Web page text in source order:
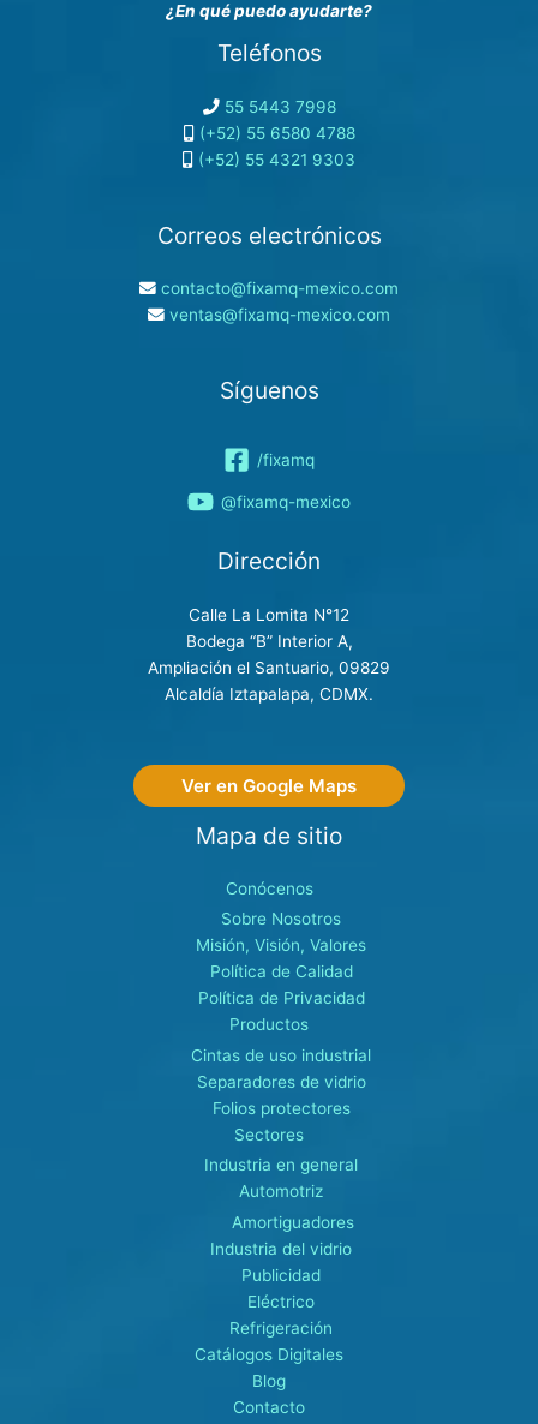
¿En qué puedo ayudarte?
Teléfonos
55 5443 7998
(+52) 55 6580 4788
(+52) 55 4321 9303
Correos electrónicos
contacto@fixamq-mexico.com
ventas@fixamq-mexico.com
Síguenos
/fixamq
@fixamq-mexico
Dirección
Calle La Lomita N°12
Bodega “B” Interior A,
Ampliación el Santuario, 09829
Alcaldía Iztapalapa, CDMX.
Ver en Google Maps
Mapa de sitio
Conócenos
Sobre Nosotros
Misión, Visión, Valores
Política de Calidad
Política de Privacidad
Productos
Cintas de uso industrial
Separadores de vidrio
Folios protectores
Sectores
Industria en general
Automotriz
Amortiguadores
Industria del vidrio
Publicidad
Eléctrico
Refrigeración
Catálogos Digitales
Blog
Contacto